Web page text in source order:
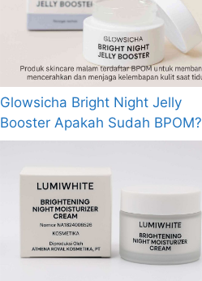
Glowsicha Bright Night Jelly
Booster Apakah Sudah BPOM?